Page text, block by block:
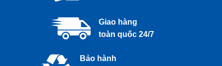
Giao hàng
toàn quốc 24/7
Bảo hành